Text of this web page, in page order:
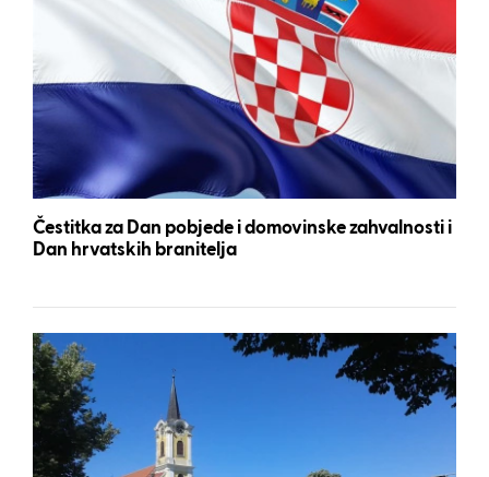
Čestitka za Dan pobjede i domovinske zahvalnosti i
Dan hrvatskih branitelja